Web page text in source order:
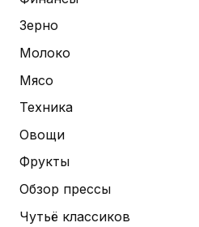
Зерно
Молоко
Мясо
Техника
Овощи
Фрукты
Обзор прессы
Чутьё классиков